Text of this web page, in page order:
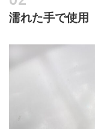
濡れた手で使用